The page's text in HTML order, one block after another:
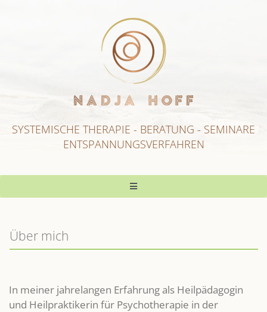
SYSTEMISCHE THERAPIE - BERATUNG - SEMINARE
ENTSPANNUNGSVERFAHREN
Toggle
LEISTUNGEN
Über mich
In meiner jahrelangen Erfahrung als Heilpädagogin
und Heilpraktikerin für Psychotherapie in der